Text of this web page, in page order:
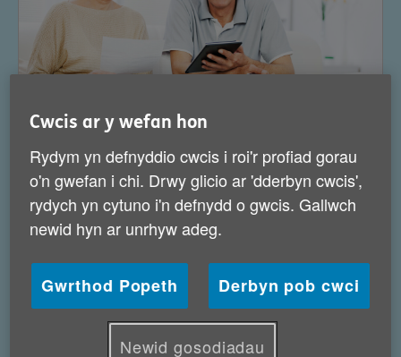
Cefnogaeth costau byw
Cwcis ar y wefan hon
Rydym yn defnyddio cwcis i roi'r profiad gorau
o'n gwefan i chi. Drwy glicio ar 'dderbyn cwcis',
rydych yn cytuno i'n defnydd o gwcis. Gallwch
newid hyn ar unrhyw adeg.
Gwrthod Popeth Derbyn pob cwci
Newid gosodiadau